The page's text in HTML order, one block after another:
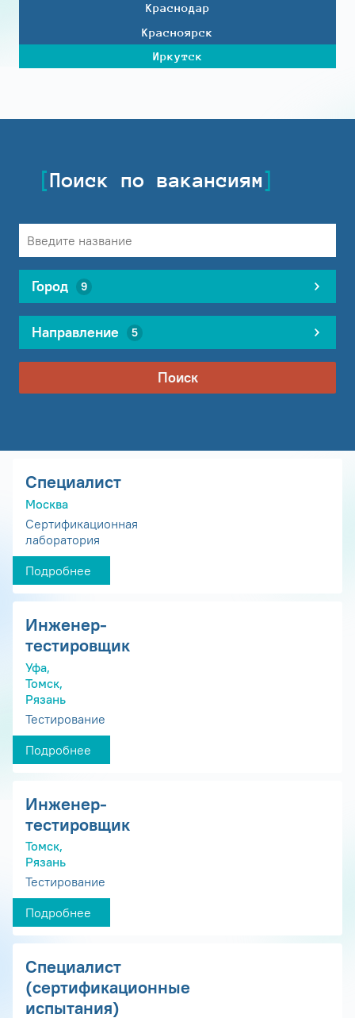
Краснодар
Красноярск
Иркутск
Поиск по вакансиям
Город 9
Направление 5
Поиск
Специалист
Москва
Сертификационная
лаборатория
Подробнее
Инженер-
тестировщик
Уфа,
Томск,
Рязань
Тестирование
Подробнее
Инженер-
тестировщик
Томск,
Рязань
Тестирование
Подробнее
Специалист
(сертификационные
испытания)